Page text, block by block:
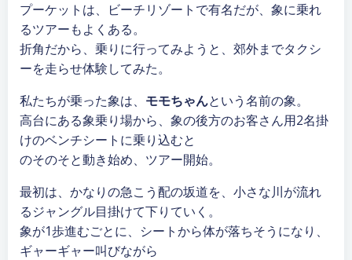
プーケットは、ビーチリゾートで有名だが、象に乗れ
るツアーもよくある。
折角だから、乗りに行ってみようと、郊外までタクシ
ーを走らせ体験してみた。
私たちが乗った象は、 モモちゃんという名前の象。
高台にある象乗り場から、象の後方のお客さん用2名掛
けのベンチシートに乗り込むと
のそのそと動き始め、ツアー開始。
最初は、かなりの急こう配の坂道を、小さな川が流れ
るジャングル目掛けて下りていく。
象が1歩進むごとに、シートから体が落ちそうになり、
ギャーギャー叫びながら